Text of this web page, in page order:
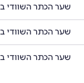
שער הכתר השוודי בתאריך 29/01/
שער הכתר השוודי בתאריך 30/01/
שער הכתר השוודי בתאריך 31/01/